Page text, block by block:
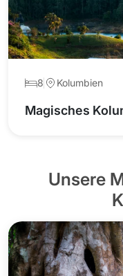
8 Kolumbien
Magisches
Unsere